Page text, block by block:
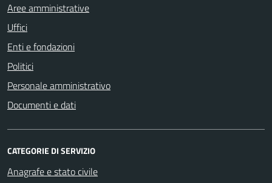
Aree amministrative
Uffici
Enti e fondazioni
Politici
Personale amministrativo
Documenti e dati
CATEGORIE DI SERVIZIO
Anagrafe e stato civile